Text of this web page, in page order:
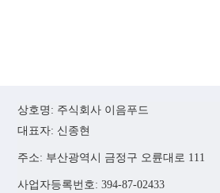
상호명: 주식회사 이음푸드
대표자: 신종현
주소: 부산광역시 금정구 오륜대로 111
사업자등록번호: 394-87-02433